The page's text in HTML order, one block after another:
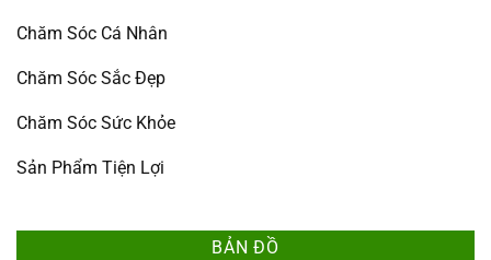
Chăm Sóc Cá Nhân
Chăm Sóc Sắc Đẹp
Chăm Sóc Sức Khỏe
Sản Phẩm Tiện Lợi
BẢN ĐỒ